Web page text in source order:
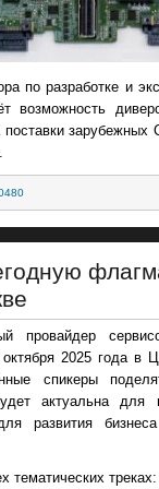
по разработке и
возможность
поставки
провайдер
2025 года в
спикеры
актуальна для
развития
тематических треках: